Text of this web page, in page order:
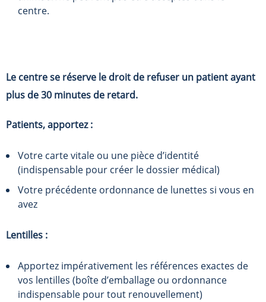
centre.
Le centre se réserve le droit de refuser un patient ayant
plus de 30 minutes de retard.
Patients, apportez :
Votre carte vitale ou une pièce d’identité
(indispensable pour créer le dossier médical)
Votre précédente ordonnance de lunettes si vous en
avez
Lentilles :
Apportez impérativement les références exactes de
vos lentilles (boîte d’emballage ou ordonnance
indispensable pour tout renouvellement)